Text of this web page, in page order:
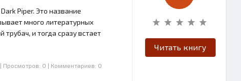
Piper. Это название
много литературных
и тогда сразу встает
| Просмотров: 0 | Комментариев: 0
Читать книгу